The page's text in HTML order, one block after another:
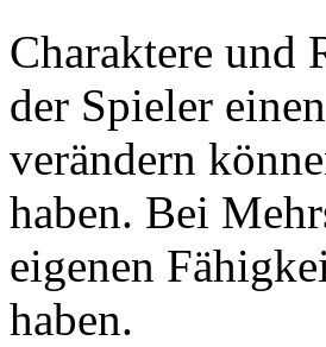
Charaktere und
der Spieler
verändern
haben. Bei
eigenen
haben.